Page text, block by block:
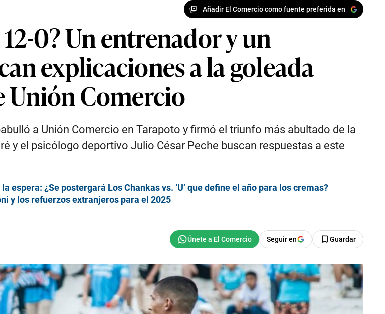
Añadir El Comercio como fuente preferida en
0? Un entrenador y un
explicaciones a la goleada
Unión Comercio
a Unión Comercio en Tarapoto y firmó el triunfo más abultado de la
y el psicólogo deportivo Julio César Peche buscan respuestas a este
¿Se postergará Los Chankas vs. ‘U’ que define el año para los cremas?
y los refuerzos extranjeros para el 2025
Seguir en Guardar